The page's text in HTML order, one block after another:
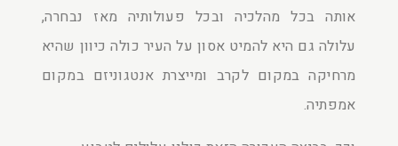
אותה בכל מהלכיה ובכל פעולותיה מאז נבחרה,
עלולה גם היא להמיט אסון על העיר כולה כיוון שהיא
מרחיקה במקום לקרב ומייצרת אנטגוניזם במקום
אמפתיה.